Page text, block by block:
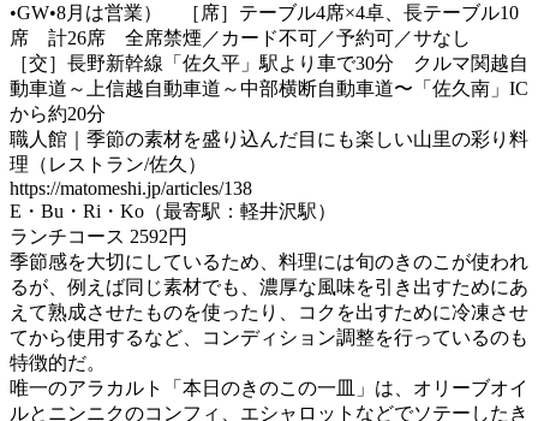
•GW•8月は営業） ［席］テーブル4席×4卓、長テーブル10
席 計26席 全席禁煙／カード不可／予約可／サなし
［交］長野新幹線「佐久平」駅より車で30分 クルマ関越自
動車道～上信越自動車道～中部横断自動車道〜「佐久南」IC
から約20分
職人館｜季節の素材を盛り込んだ目にも楽しい山里の彩り料
理（レストラン/佐久）
https://matomeshi.jp/articles/138
E・Bu・Ri・Ko（最寄駅：軽井沢駅）
ランチコース 2592円
季節感を大切にしているため、料理には旬のきのこが使われ
るが、例えば同じ素材でも、濃厚な風味を引き出すためにあ
えて熟成させたものを使ったり、コクを出すために冷凍させ
てから使用するなど、コンディション調整を行っているのも
特徴的だ。
唯一のアラカルト「本日のきのこの一皿」は、オリーブオイ
ルとニンニクのコンフィ、エシャロットなどでソテーしたき